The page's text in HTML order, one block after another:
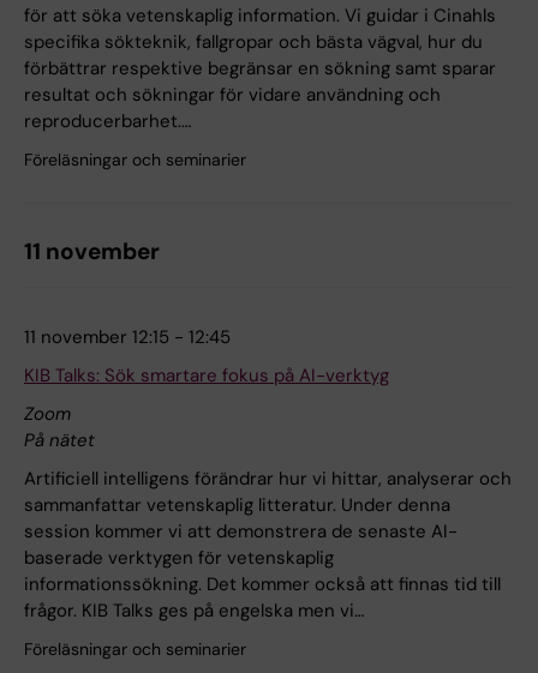
för att söka vetenskaplig information. Vi guidar i Cinahls
specifika sökteknik, fallgropar och bästa vägval, hur du
förbättrar respektive begränsar en sökning samt sparar
resultat och sökningar för vidare användning och
reproducerbarhet.…
Föreläsningar och seminarier
11 november
11 november 12:15 - 12:45
KIB Talks: Sök smartare fokus på AI-verktyg
Zoom
På nätet
Artificiell intelligens förändrar hur vi hittar, analyserar och
sammanfattar vetenskaplig litteratur. Under denna
session kommer vi att demonstrera de senaste AI-
baserade verktygen för vetenskaplig
informationssökning. Det kommer också att finnas tid till
frågor. KIB Talks ges på engelska men vi…
Föreläsningar och seminarier